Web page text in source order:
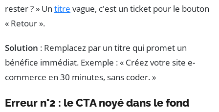
rester ? » Un titre vague, c'est un ticket pour le bouton
« Retour ».
Solution : Remplacez par un titre qui promet un
bénéfice immédiat. Exemple : « Créez votre site e-
commerce en 30 minutes, sans coder. »
Erreur n°2 : le CTA noyé dans le fond